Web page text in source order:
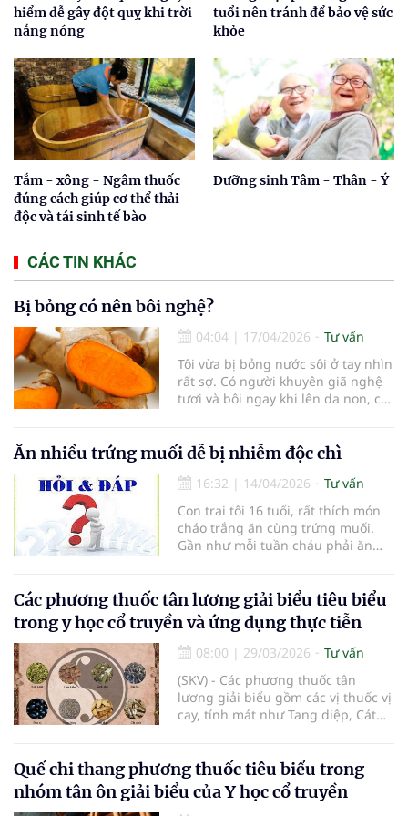
hiểm dễ gây đột quỵ khi trời
nắng nóng
tuổi nên tránh để bảo vệ sức
khỏe
Tắm - xông - Ngâm thuốc
đúng cách giúp cơ thể thải
độc và tái sinh tế bào
Dưỡng sinh Tâm - Thân - Ý
CÁC TIN KHÁC
Bị bỏng có nên bôi nghệ?
04:04 | 17/04/2026
Tư vấn
Tôi vừa bị bỏng nước sôi ở tay nhìn
rất sợ. Có người khuyên giã nghệ
tươi và bôi ngay khi lên da non, có
chuyên mục tư vấn giúp.
Ăn nhiều trứng muối dễ bị nhiễm độc chì
16:32 | 14/04/2026
Tư vấn
Con trai tôi 16 tuổi, rất thích món
cháo trắng ăn cùng trứng muối.
Gần như mỗi tuần cháu phải ăn
không? Mỗi tuần cháu nên ăn mấy
quả?
Các phương thuốc tân lương giải biểu tiêu biểu
trong y học cổ truyền và ứng dụng thực tiễn
08:00 | 29/03/2026
Tư vấn
(SKV) - Các phương thuốc tân
lương giải biểu gồm các vị thuốc vị
cay, tính mát như Tang diệp, Cát
tân lương giải biểu có tác dụng
phát tán phong nhiệt dùng để
chữa các chứng bệnh gây ra do
Quế chi thang phương thuốc tiêu biểu trong
nhóm tân ôn giải biểu của Y học cổ truyền